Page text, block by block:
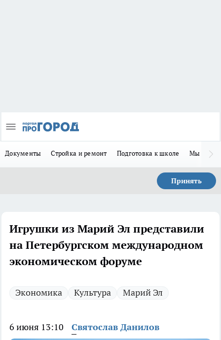
Документы Стройка и ремонт Подготовка к школе Мы в MAX
Принять
Игрушки из Марий Эл представили
на Петербургском международном
экономическом форуме
Экономика Культура Марий Эл
6 июня 13:10 Святослав Данилов